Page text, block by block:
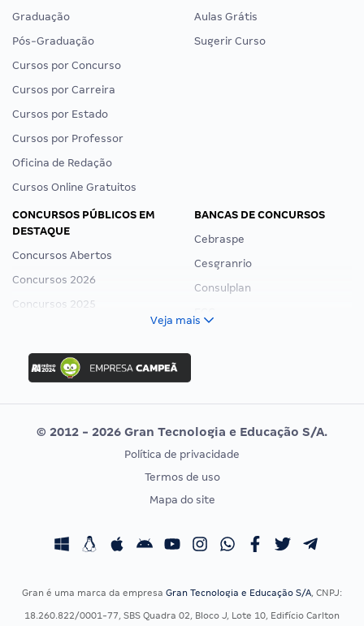
Graduação
Pós-Graduação
Cursos por Concurso
Cursos por Carreira
Cursos por Estado
Cursos por Professor
Oficina de Redação
Cursos Online Gratuitos
Aulas Grátis
Sugerir Curso
CONCURSOS PÚBLICOS EM
DESTAQUE
Concursos Abertos
Concursos 2026
Concursos 2025
Concurso Ibama
Concurso MPU
Editais publicados
BANCAS DE CONCURSOS
Cebraspe
Cesgranrio
Consulplan
Vunesp
CONCURSOS POR PROFISSÃO
Concursos Fiscais
EXAME DE ORDEM
Calendário OAB
Veja mais
© 2012 - 2026 Gran Tecnologia e Educação S/A.
Política de privacidade
Termos de uso
Mapa do site
Gran é uma marca da empresa Gran Tecnologia e Educação S/A, CNPJ:
18.260.822/0001-77, SBS Quadra 02, Bloco J, Lote 10, Edifício Carlton